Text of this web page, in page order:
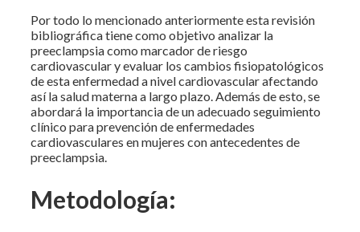
Por todo lo mencionado anteriormente esta revisión
bibliográfica tiene como objetivo analizar la
preeclampsia como marcador de riesgo
cardiovascular y evaluar los cambios fisiopatológicos
de esta enfermedad a nivel cardiovascular afectando
así la salud materna a largo plazo. Además de esto, se
abordará la importancia de un adecuado seguimiento
clínico para prevención de enfermedades
cardiovasculares en mujeres con antecedentes de
preeclampsia.
Metodología: